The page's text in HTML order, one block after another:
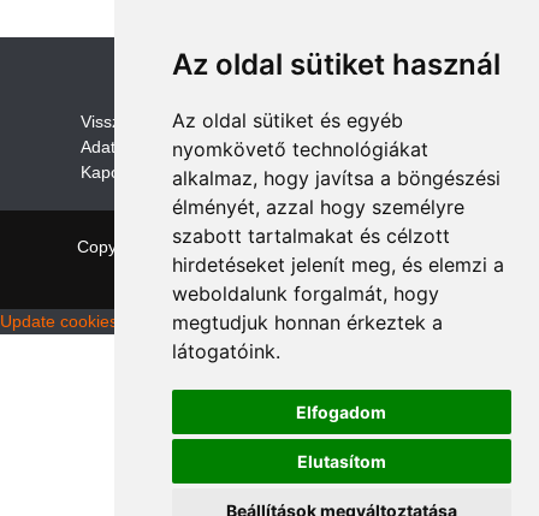
Az oldal sütiket használ
Az oldal sütiket és egyéb
nyomkövető technológiákat
alkalmaz, hogy javítsa a böngészési
élményét, azzal hogy személyre
szabott tartalmakat és célzott
hirdetéseket jelenít meg, és elemzi a
weboldalunk forgalmát, hogy
megtudjuk honnan érkeztek a
látogatóink.
Elfogadom
Elutasítom
Beállítások megváltoztatása
Visszaküldési és visszatérítési szabályzat
Adatvédelem /GDPR
Kapcsolat
Copyright © 2026 quadalkatreszek.com | Theme:
NewStoreby ThemeFarmer
Update cookies preferences